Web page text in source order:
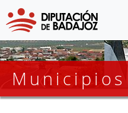
Municipios